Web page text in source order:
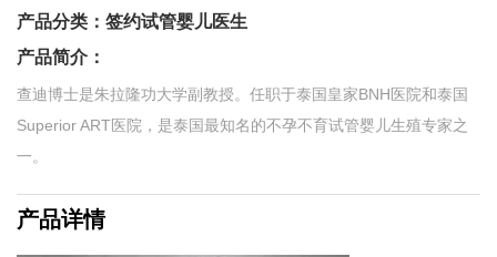
产品分类： 签约试管婴儿医生
产品简介：
查迪博士是朱拉隆功大学副教授。任职于泰国皇家BNH医院和泰国
Superior ART医院，是泰国最知名的不孕不育试管婴儿生殖专家之
一。
产品详情